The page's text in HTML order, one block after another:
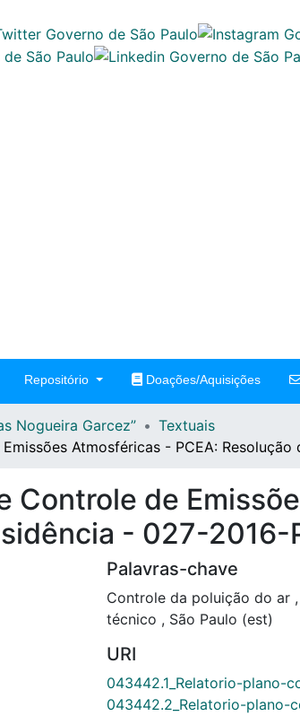
Repositório Doações/Aquisições
Nogueira Garcez”
Textuais
Atmosféricas - PCEA:
Controle de
- 027-2016-
Palavras-chave
Controle da poluição do ar ,
técnico , São Paulo (est)
URI
043442.1_Relatorio-plano-
043442.2_Relatorio-plano-